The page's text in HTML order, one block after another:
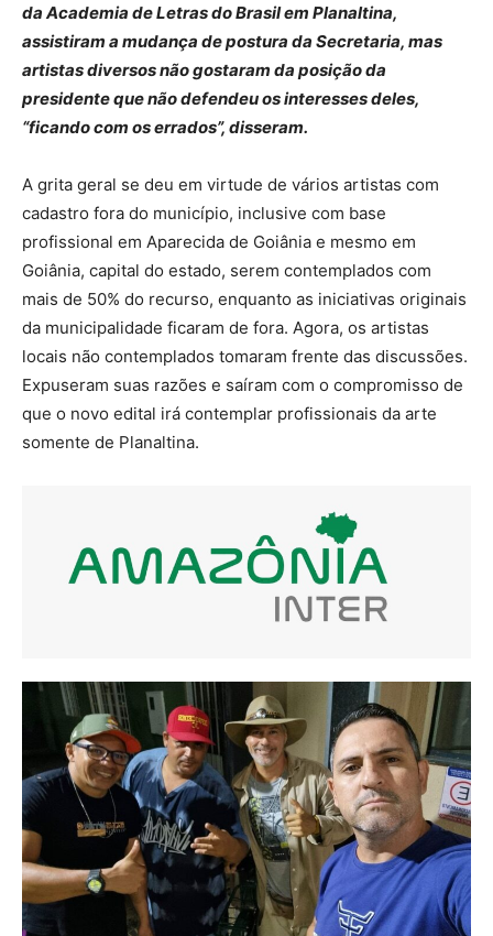
da Academia de Letras do Brasil em Planaltina,
assistiram a mudança de postura da Secretaria, mas
artistas diversos não gostaram da posição da
presidente que não defendeu os interesses deles,
“ficando com os errados”, disseram.
A grita geral se deu em virtude de vários artistas com
cadastro fora do município, inclusive com base
profissional em Aparecida de Goiânia e mesmo em
Goiânia, capital do estado, serem contemplados com
mais de 50% do recurso, enquanto as iniciativas originais
da municipalidade ficaram de fora. Agora, os artistas
locais não contemplados tomaram frente das discussões.
Expuseram suas razões e saíram com o compromisso de
que o novo edital irá contemplar profissionais da arte
somente de Planaltina.